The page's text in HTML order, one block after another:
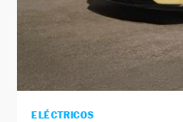
ELÉCTRICOS